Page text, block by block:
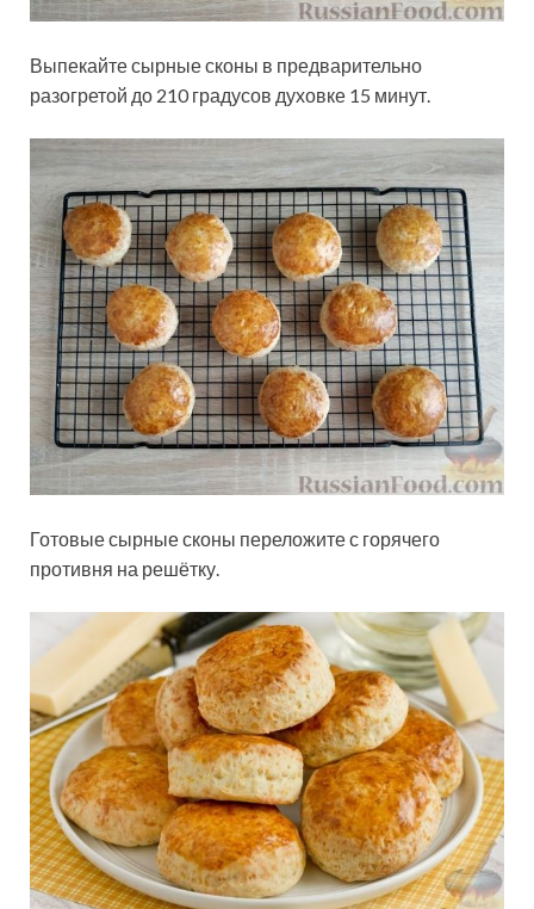
Выпекайте сырные сконы в предварительно
разогретой до 210 градусов духовке 15 минут.
Готовые сырные сконы переложите с горячего
противня на решётку.